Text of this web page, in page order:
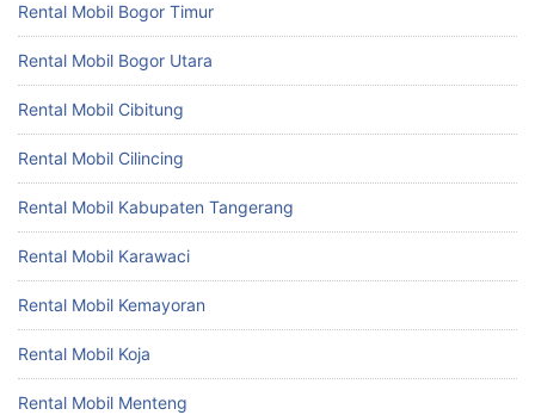
Rental Mobil Bogor Timur
Rental Mobil Bogor Utara
Rental Mobil Cibitung
Rental Mobil Cilincing
Rental Mobil Kabupaten Tangerang
Rental Mobil Karawaci
Rental Mobil Kemayoran
Rental Mobil Koja
Rental Mobil Menteng